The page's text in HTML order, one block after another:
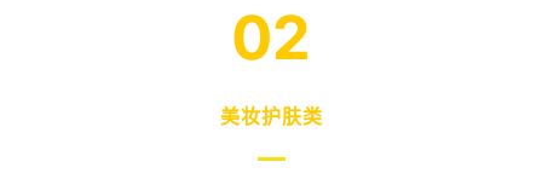
02
美妆护肤类